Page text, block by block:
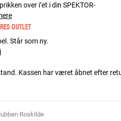
over i’et i din SPEKTOR-
OUTLET
Står som ny.
Kassen har været åbnet efter
Roskilde